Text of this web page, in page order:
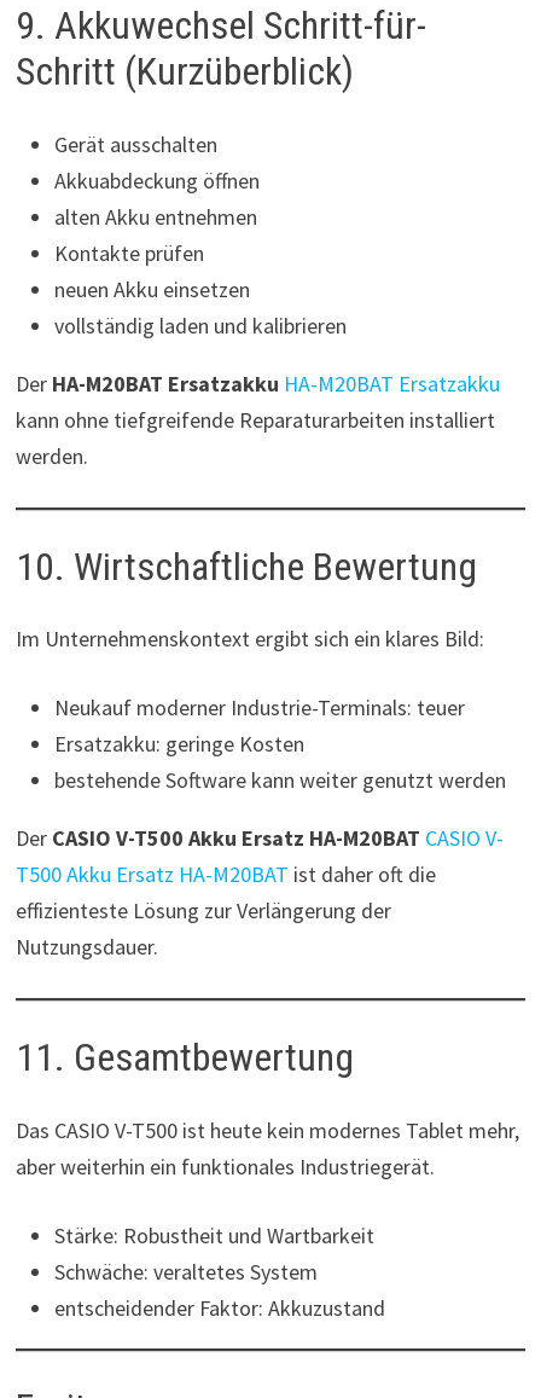
9. Akkuwechsel Schritt-für-
Schritt (Kurzüberblick)
Gerät ausschalten
Akkuabdeckung öffnen
alten Akku entnehmen
Kontakte prüfen
neuen Akku einsetzen
vollständig laden und kalibrieren
Der HA-M20BAT Ersatzakku HA-M20BAT Ersatzakku
kann ohne tiefgreifende Reparaturarbeiten installiert
werden.
10. Wirtschaftliche Bewertung
Im Unternehmenskontext ergibt sich ein klares Bild:
Neukauf moderner Industrie-Terminals: teuer
Ersatzakku: geringe Kosten
bestehende Software kann weiter genutzt werden
Der CASIO V-T500 Akku Ersatz HA-M20BAT CASIO V-
T500 Akku Ersatz HA-M20BAT ist daher oft die
effizienteste Lösung zur Verlängerung der
Nutzungsdauer.
11. Gesamtbewertung
Das CASIO V-T500 ist heute kein modernes Tablet mehr,
aber weiterhin ein funktionales Industriegerät.
Stärke: Robustheit und Wartbarkeit
Schwäche: veraltetes System
entscheidender Faktor: Akkuzustand